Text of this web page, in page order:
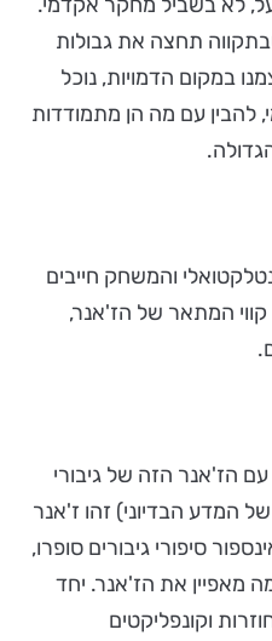
תחצה את גבולות
במקום הדמויות, נוכל
להבין עם מה הן מתמודדות
והמשחק חייבים
המתאר של הז'אנר,
הז'אנר הזה של גיבורי
המדע הבדיוני) זהו ז'אנר
סיפורי גיבורים סופרו,
מאפיין את הז'אנר. יחד
וקונפליקטים